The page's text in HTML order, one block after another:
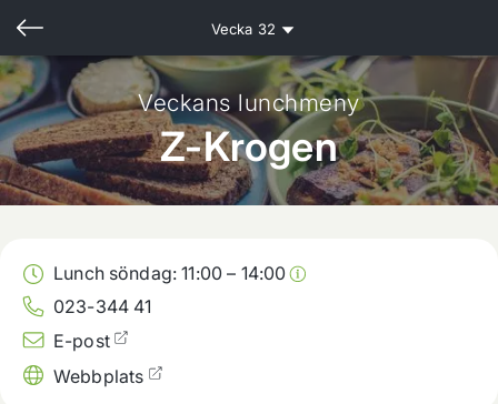
Vecka 32
Veckans lunchmeny
Z-Krogen
Lunch söndag:11:00 – 14:00
023-344 41
E-post
Webbplats